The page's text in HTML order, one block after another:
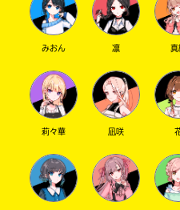
みおん 凛 真
莉々華 凪咲